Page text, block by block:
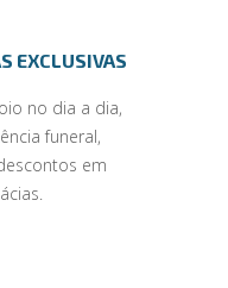
EXCLUSIVAS
no dia a dia,
funeral,
em